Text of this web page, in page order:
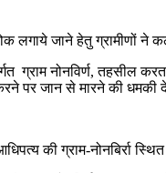
लगाये जाने हेतु ग्रामीणों ने
ग्राम नोनविर्ण, तहसील
पर जान से मारने की धमकी
की ग्राम-नोनबिर्रा